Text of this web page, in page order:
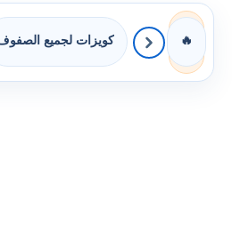
🔥 كويزات لجميع الصفوف